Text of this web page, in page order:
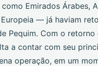
Emirados Árabes,
— já haviam
Pequim. Com o retorno
a contar com seu
operação, em um